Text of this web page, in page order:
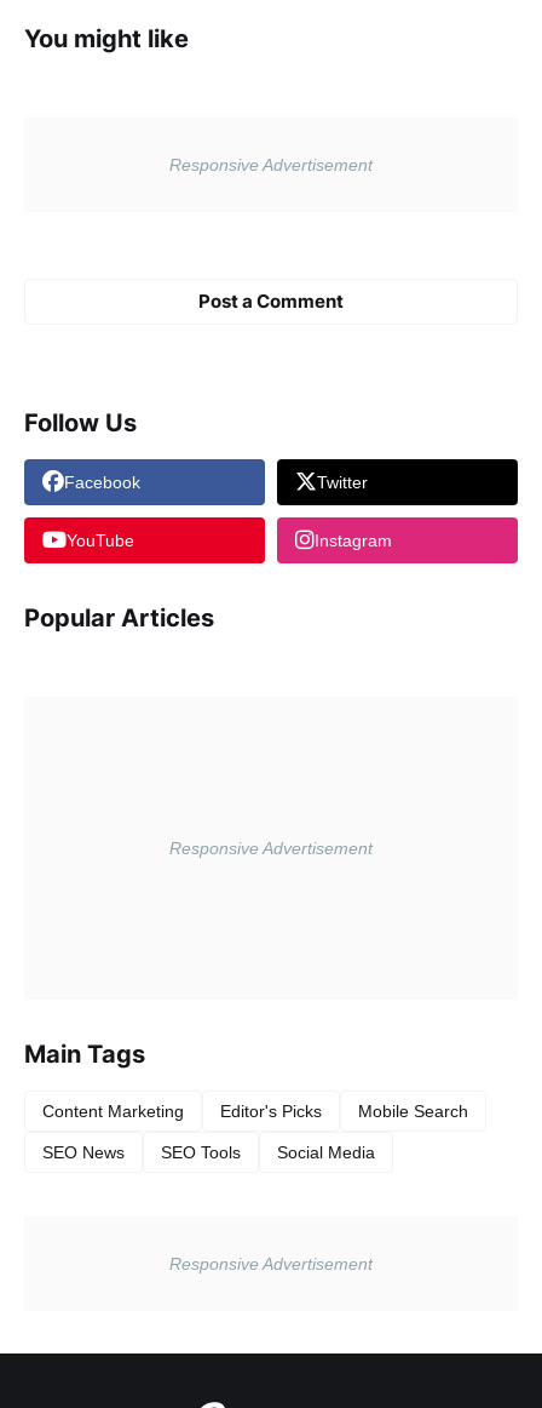
You might like
Post a Comment
Follow Us
Facebook Twitter
YouTube Instagram
Popular Articles
Main Tags
Content Marketing Editor's Picks Mobile Search
SEO News SEO Tools Social Media